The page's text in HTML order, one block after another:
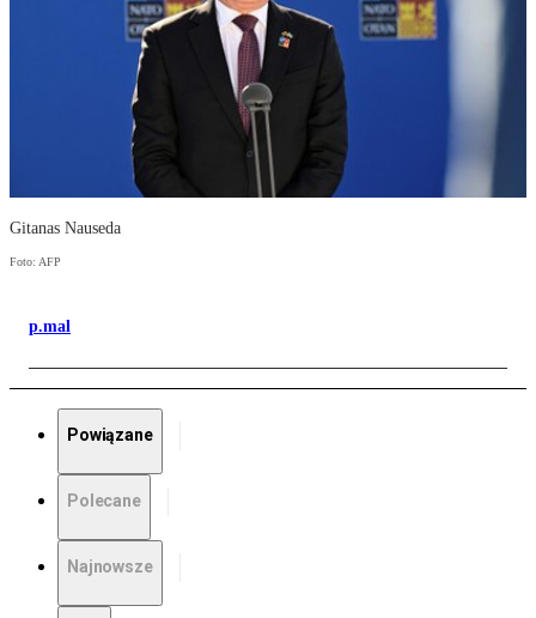
Gitanas Nauseda
Foto: AFP
p.mal
Powiązane
Polecane
Najnowsze